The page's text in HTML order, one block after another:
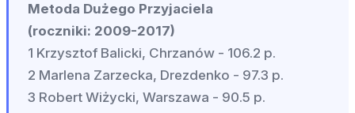
Metoda Dużego Przyjaciela
(roczniki: 2009-2017)
1 Krzysztof Balicki, Chrzanów - 106.2 p.
2 Marlena Zarzecka, Drezdenko - 97.3 p.
3 Robert Wiżycki, Warszawa - 90.5 p.